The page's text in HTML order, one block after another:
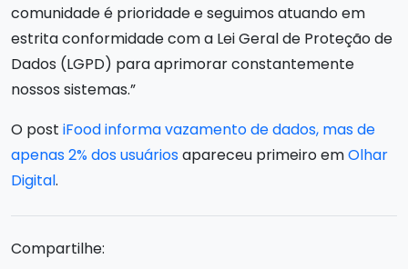
comunidade é prioridade e seguimos atuando em
estrita conformidade com a Lei Geral de Proteção de
Dados (LGPD) para aprimorar constantemente
nossos sistemas.”
O post iFood informa vazamento de dados, mas de
apenas 2% dos usuáriosapareceu primeiro emOlhar
Digital.
Compartilhe: